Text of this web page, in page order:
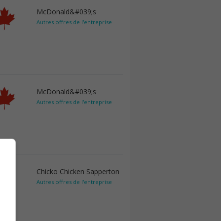
McDonald&#039;s
Autres offres de l'entreprise
McDonald&#039;s
Autres offres de l'entreprise
Chicko Chicken Sapperton
Autres offres de l'entreprise